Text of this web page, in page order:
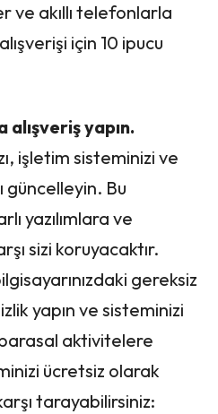
ve akıllı telefonlarla
için 10 ipucu
alışveriş yapın.
işletim sisteminizi ve
güncelleyin. Bu
yazılımlara ve
sizi koruyacaktır.
gereksiz
yapın ve sisteminizi
aktivitelere
ücretsiz olarak
tarayabilirsiniz: